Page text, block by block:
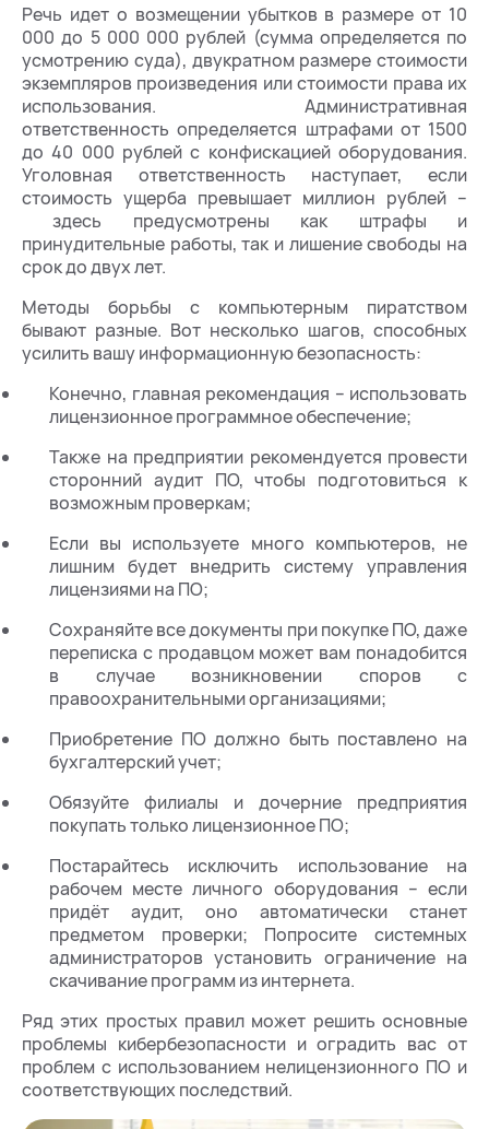
Речь идет о возмещении убытков в размере от 10
000 до 5 000 000 рублей (сумма определяется по
усмотрению суда), двукратном размере стоимости
экземпляров произведения или стоимости права их
использования. Административная
ответственность определяется штрафами от 1500
до 40 000 рублей с конфискацией оборудования.
Уголовная ответственность наступает, если
стоимость ущерба превышает миллион рублей –
здесь предусмотрены как штрафы и
принудительные работы, так и лишение свободы на
срок до двух лет.
Методы борьбы с компьютерным пиратством
бывают разные. Вот несколько шагов, способных
усилить вашу информационную безопасность:
Конечно, главная рекомендация – использовать
лицензионное программное обеспечение;
Также на предприятии рекомендуется провести
сторонний аудит ПО, чтобы подготовиться к
возможным проверкам;
Если вы используете много компьютеров, не
лишним будет внедрить систему управления
лицензиями на ПО;
Сохраняйте все документы при покупке ПО, даже
переписка с продавцом может вам понадобится
в случае возникновении споров с
правоохранительными организациями;
Приобретение ПО должно быть поставлено на
бухгалтерский учет;
Обязуйте филиалы и дочерние предприятия
покупать только лицензионное ПО;
Постарайтесь исключить использование на
рабочем месте личного оборудования – если
придёт аудит, оно автоматически станет
предметом проверки; Попросите системных
администраторов установить ограничение на
скачивание программ из интернета.
Ряд этих простых правил может решить основные
проблемы кибербезопасности и оградить вас от
проблем с использованием нелицензионного ПО и
соответствующих последствий.